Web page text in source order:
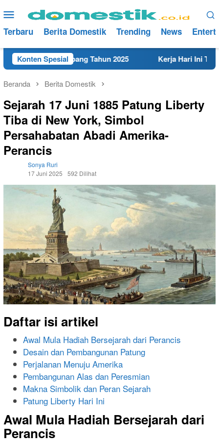
ke
konten
Menu
Mobile
Terbaru Berita Domestik Trending News
Konten Spesial
di Rembang Tahun 2025 Kerja Hari Ini Teknisi/
Beranda Berita Domestik
Sejarah 17 Juni 1885 Patung Liberty
Tiba di New York, Simbol
Persahabatan Abadi Amerika-
Perancis
Sonya Ruri
17 Juni 2025
592 Dilihat
Daftar isi artikel
Awal Mula Hadiah Bersejarah dari Perancis
Desain dan Pembangunan Patung
Perjalanan Menuju Amerika
Pembangunan Alas dan Peresmian
Makna Simbolik dan Peran Sejarah
Patung Liberty Hari Ini
Awal Mula Hadiah Bersejarah dari
Perancis